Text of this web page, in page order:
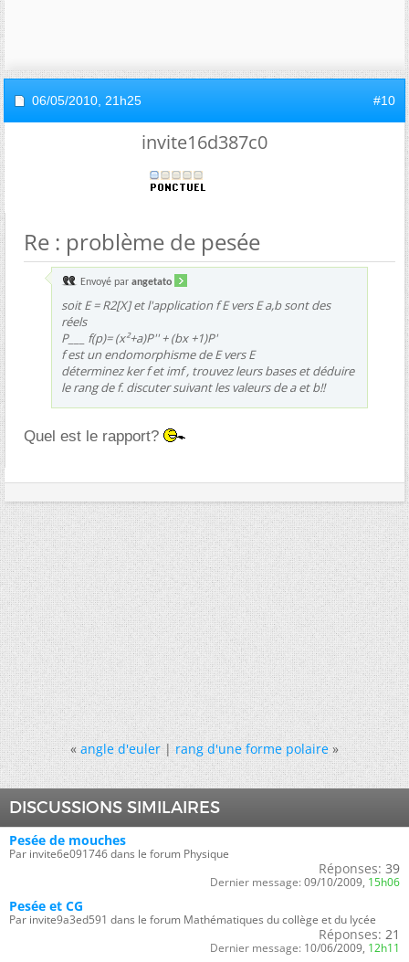
06/05/2010, 21h25 #10
invite16d387c0
Re : problème de pesée
Envoyé par angetato
soit E = R2[X] et l'application f E vers E a,b sont des
réels
P___ f(p)= (x²+a)P'' + (bx +1)P'
f est un endomorphisme de E vers E
déterminez ker f et imf , trouvez leurs bases et déduire
le rang de f. discuter suivant les valeurs de a et b!!
Quel est le rapport?
« angle d'euler|rang d'une forme polaire »
DISCUSSIONS SIMILAIRES
Pesée de mouches
Par invite6e091746 dans le forum Physique
Réponses: 39
Dernier message: 09/10/2009, 15h06
Pesée et CG
Par invite9a3ed591 dans le forum Mathématiques du collège et du lycée
Réponses: 21
Dernier message: 10/06/2009, 12h11